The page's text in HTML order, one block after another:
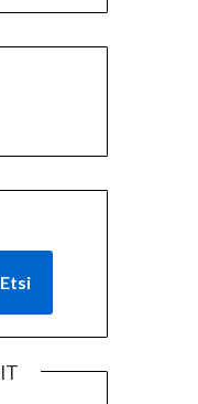
Etsi